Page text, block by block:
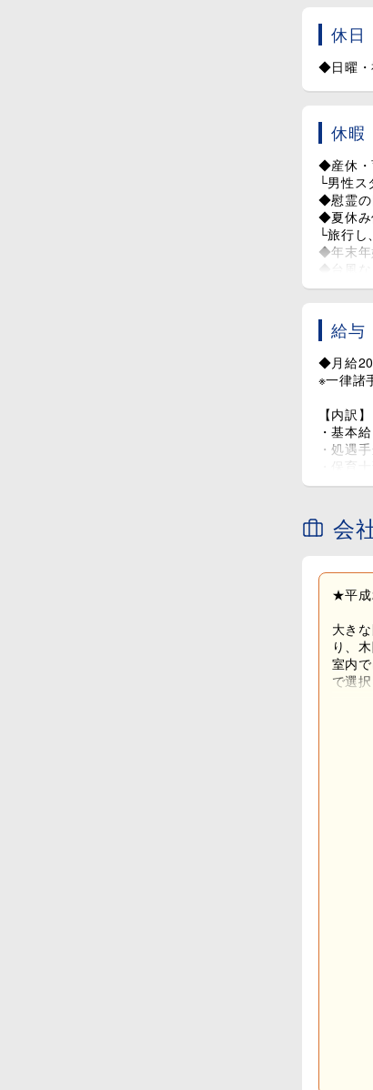
休日
◆日曜・
休暇
◆産休・
└男性
◆慰霊の
◆夏休み
└旅行
◆年末年
◆台風な
給与
◆月給
※一律諸
【内訳】
・基本
・処遇
・保育
・臨時
★人勧
安定し
会
★平成
大き
り、
室内
で選
なん
20～
困っ
男性